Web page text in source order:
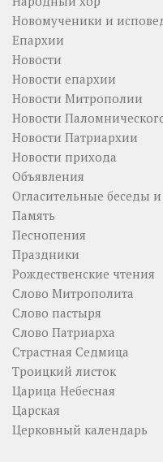
Новомученики и
Епархии
Новости
Новости епархии
Новости Митрополии
Новости
Новости Патриархии
Новости прихода
Объявления
Огласительные беседы
Память
Песнопения
Праздники
Рождественские чтения
Слово Митрополита
Слово пастыря
Слово Патриарха
Страстная Седмица
Троицкий листок
Царица Небесная
Царская
Церковный календарь